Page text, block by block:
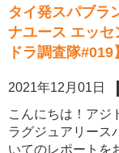
タイ発スパブラ
ナユース エッ
ドラ調査隊#019
2021年12月01日
こんにちは！アジ
ラグジュアリース
いてのレポートを